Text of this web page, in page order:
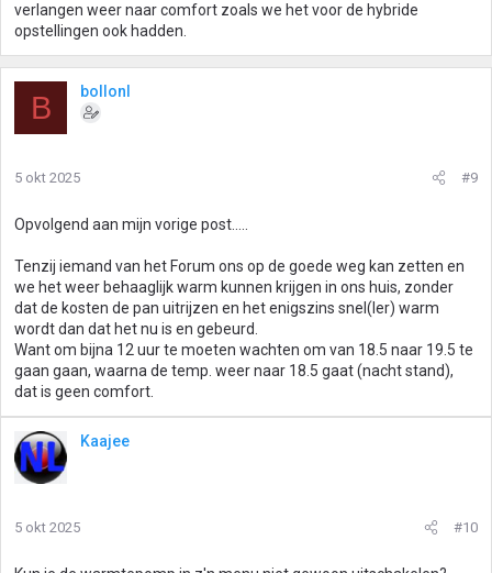
verlangen weer naar comfort zoals we het voor de hybride
opstellingen ook hadden.
B bollonl
5 okt 2025 #9
Opvolgend aan mijn vorige post.....
Tenzij iemand van het Forum ons op de goede weg kan zetten en
we het weer behaaglijk warm kunnen krijgen in ons huis, zonder
dat de kosten de pan uitrijzen en het enigszins snel(ler) warm
wordt dan dat het nu is en gebeurd.
Want om bijna 12 uur te moeten wachten om van 18.5 naar 19.5 te
gaan gaan, waarna de temp. weer naar 18.5 gaat (nacht stand),
dat is geen comfort.
Kaajee
5 okt 2025 #10